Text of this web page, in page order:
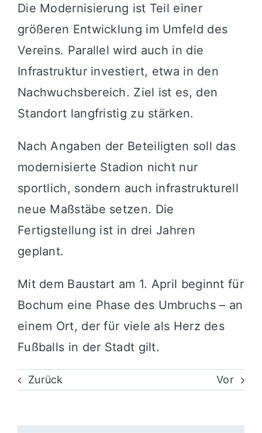
Die Modernisierung ist Teil einer
größeren Entwicklung im Umfeld des
Vereins. Parallel wird auch in die
Infrastruktur investiert, etwa in den
Nachwuchsbereich. Ziel ist es, den
Standort langfristig zu stärken.
Nach Angaben der Beteiligten soll das
modernisierte Stadion nicht nur
sportlich, sondern auch infrastrukturell
neue Maßstäbe setzen. Die
Fertigstellung ist in drei Jahren
geplant.
Mit dem Baustart am 1. April beginnt für
Bochum eine Phase des Umbruchs – an
einem Ort, der für viele als Herz des
Fußballs in der Stadt gilt.
Zurück Vor